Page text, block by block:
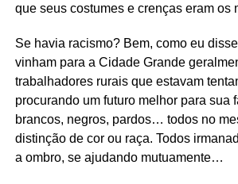
que seus costumes e crenças eram os
Se havia racismo? Bem, como eu
vinham para a Cidade Grande
trabalhadores rurais que estavam
procurando um futuro melhor para sua
brancos, negros, pardos… todos no
distinção de cor ou raça. Todos
a ombro, se ajudando mutuamente…